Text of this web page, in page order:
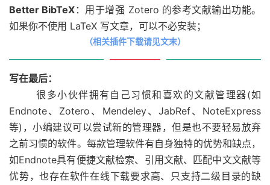
Better BibTeX ：用于增强 Zotero 的参考文献输出功能。
如果你不使用 LaTeX 写文章，可以不必安装；
（相关插件下载请见文末）
写在最后：
很多小伙伴拥有自己习惯和喜欢的文献管理器(如
Endnote、Zotero、Mendeley、JabRef、NoteExpress
等)，小编建议可以尝试新的管理器，但是也不要轻易放弃
之前习惯的软件。每款管理软件有自身独特的优势和缺点，
如Endnote具有便捷文献检索、引用文献、匹配中文文献等
优势，也存在软件在线下载要求高、只支持二级目录的缺